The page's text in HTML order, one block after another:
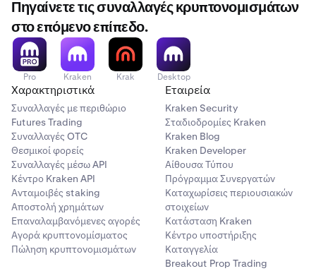
Πηγαίνετε τις συναλλαγές κρυπτονομισμάτων
στο επόμενο επίπεδο.
Pro Kraken Krak Desktop
Χαρακτηριστικά
Συναλλαγές με περιθώριο
Futures Trading
Συναλλαγές OTC
Θεσμικοί φορείς
Συναλλαγές μέσω API
Κέντρο Kraken API
Ανταμοιβές staking
Αποστολή χρημάτων
Επαναλαμβανόμενες αγορές
Αγορά κρυπτονομίσματος
Πώληση κρυπτονομισμάτων
Εταιρεία
Kraken Security
Σταδιοδρομίες Kraken
Kraken Blog
Kraken Developer
Αίθουσα Τύπου
Πρόγραμμα Συνεργατών
Καταχωρίσεις περιουσιακών
στοιχείων
Κατάσταση Kraken
Κέντρο υποστήριξης
Καταγγελία
Breakout Prop Trading